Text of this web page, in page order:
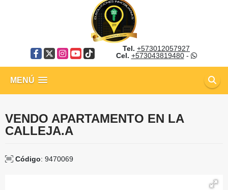
Facebook
X Instagram
YouTube
TikTok
Tel. +573012057927
Cel. +573043819480-
MENÚ
VENDO APARTAMENTO EN LA
CALLEJA.A
Código: 9470069